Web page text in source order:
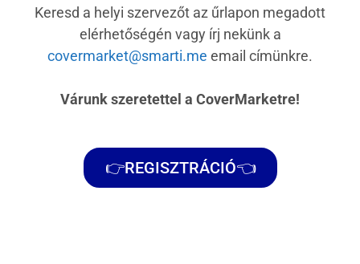
Keresd a helyi szervezőt az űrlapon megadott
elérhetőségén vagy írj nekünk a
covermarket@smarti.me email címünkre.
Várunk szeretettel a CoverMarketre!
👉REGISZTRÁCIÓ👈